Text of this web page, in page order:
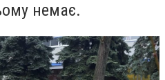
немає.